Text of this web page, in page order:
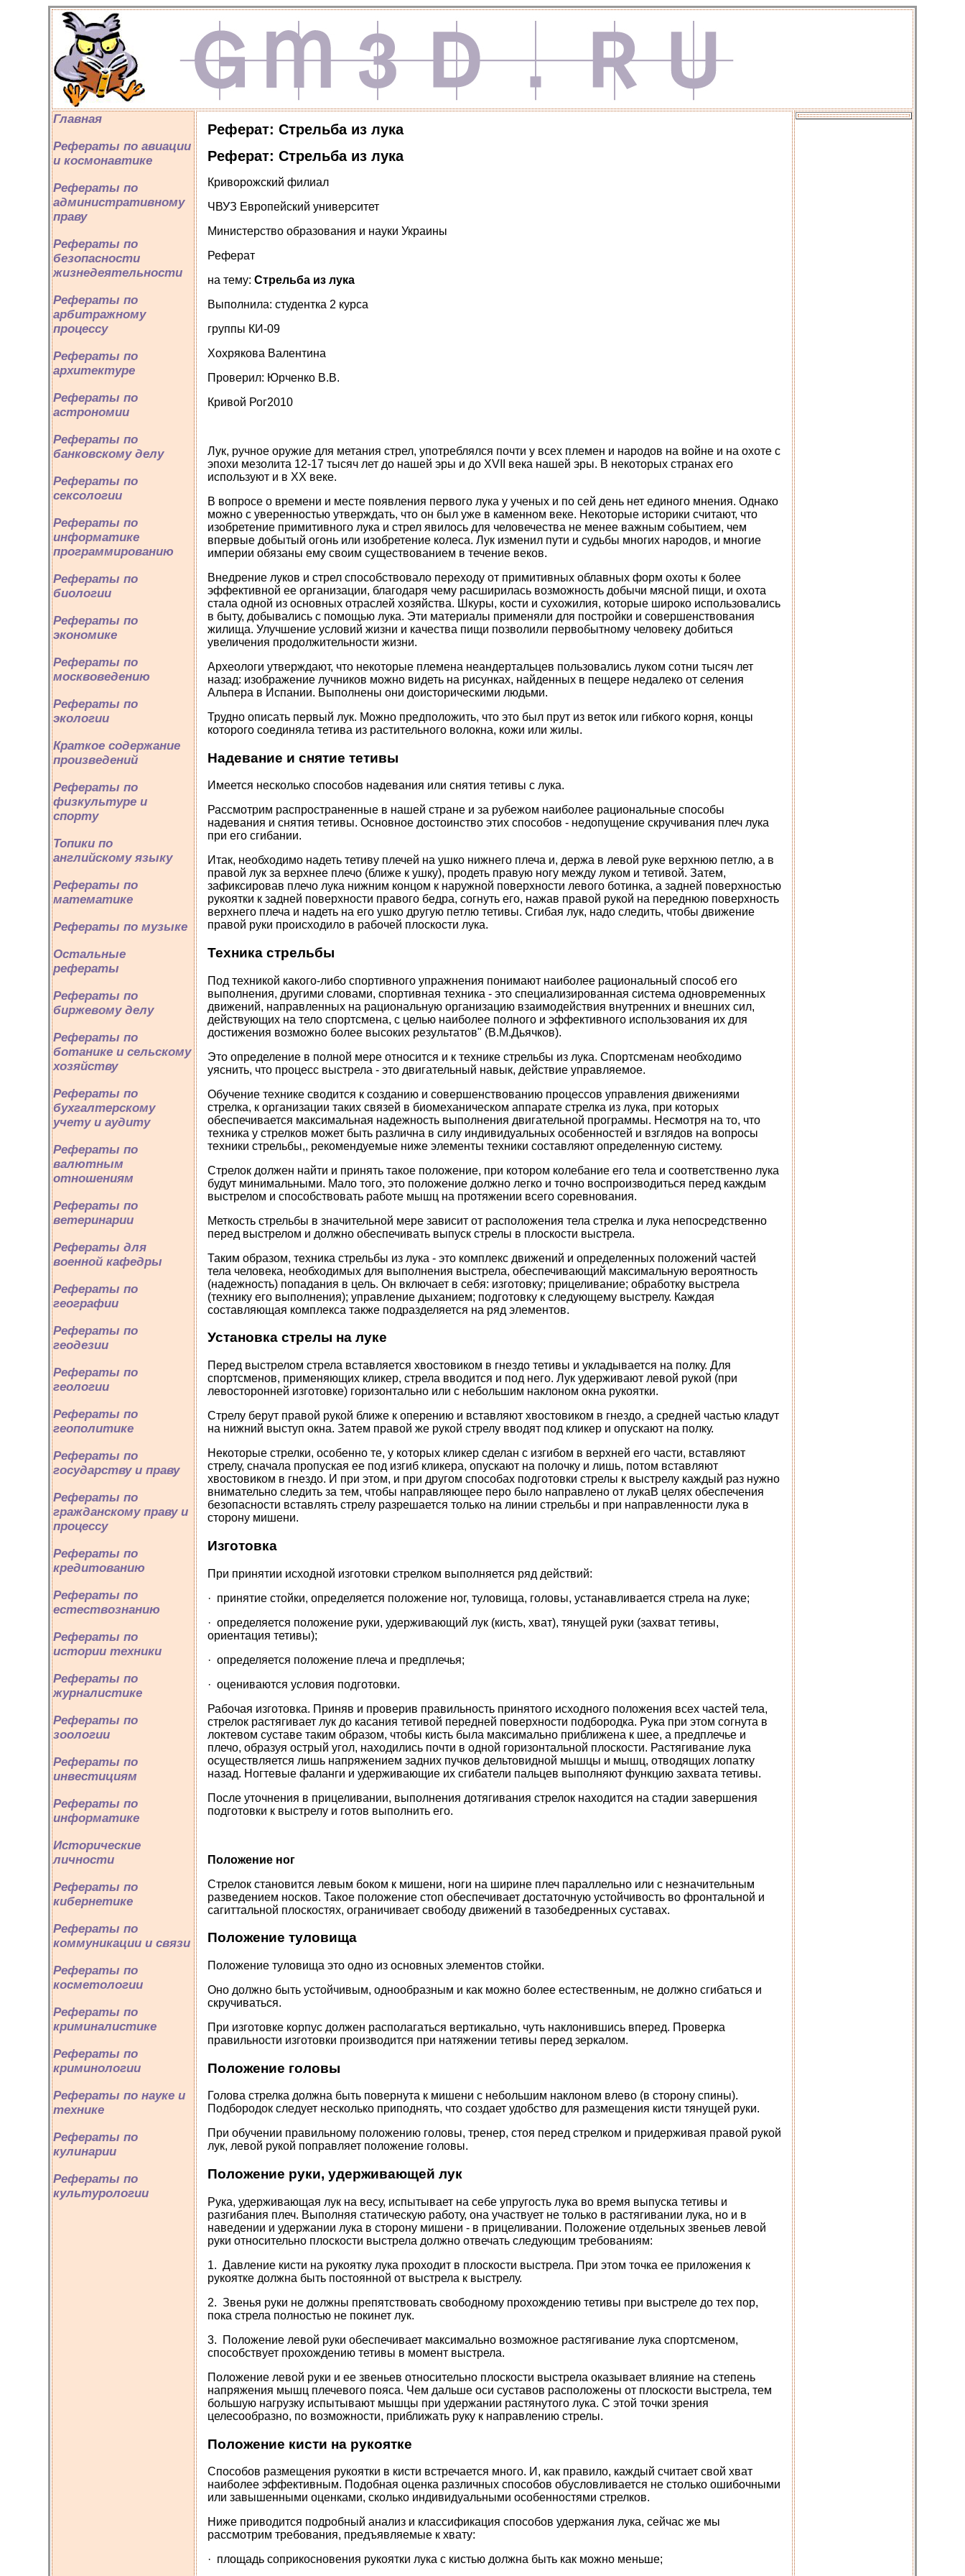
Главная
Рефераты по авиации
и космонавтике
Рефераты по
административному
праву
Рефераты по
безопасности
жизнедеятельности
Рефераты по
арбитражному
процессу
Рефераты по
архитектуре
Рефераты по
астрономии
Рефераты по
банковскому делу
Рефераты по
сексологии
Рефераты по
информатике
программированию
Рефераты по
биологии
Рефераты по
экономике
Рефераты по
москвоведению
Рефераты по
экологии
Краткое содержание
произведений
Рефераты по
физкультуре и
спорту
Топики по
английскому языку
Рефераты по
математике
Рефераты по музыке
Остальные
рефераты
Рефераты по
биржевому делу
Рефераты по
ботанике и сельскому
хозяйству
Рефераты по
бухгалтерскому
учету и аудиту
Рефераты по
валютным
отношениям
Рефераты по
ветеринарии
Рефераты для
военной кафедры
Рефераты по
географии
Рефераты по
геодезии
Рефераты по
геологии
Рефераты по
геополитике
Рефераты по
государству и праву
Рефераты по
гражданскому праву и
процессу
Рефераты по
кредитованию
Рефераты по
естествознанию
Рефераты по
истории техники
Рефераты по
журналистике
Рефераты по
зоологии
Рефераты по
инвестициям
Рефераты по
информатике
Исторические
личности
Рефераты по
кибернетике
Рефераты по
коммуникации и связи
Рефераты по
косметологии
Рефераты по
криминалистике
Рефераты по
криминологии
Рефераты по науке и
технике
Рефераты по
кулинарии
Рефераты по
культурологии
Реферат: Стрельба из лука
Реферат: Стрельба из лука
Криворожский филиал
ЧВУЗ Европейский университет
Министерство образования и науки Украины
Реферат
на тему: Стрельба из лука
Выполнила: студентка 2 курса
группы КИ-09
Хохрякова Валентина
Проверил: Юрченко В.В.
Кривой Рог2010
Лук, ручное оружие для метания стрел, употреблялся почти у всех племен и народов на войне и на охоте с
эпохи мезолита 12-17 тысяч лет до нашей эры и до XVII века нашей эры. В некоторых странах его
используют и в ХХ веке.
В вопросе о времени и месте появления первого лука у ученых и по сей день нет единого мнения. Однако
можно с уверенностью утверждать, что он был уже в каменном веке. Некоторые историки считают, что
изобретение примитивного лука и стрел явилось для человечества не менее важным событием, чем
впервые добытый огонь или изобретение колеса. Лук изменил пути и судьбы многих народов, и многие
империи обязаны ему своим существованием в течение веков.
Внедрение луков и стрел способствовало переходу от примитивных облавных форм охоты к более
эффективной ее организации, благодаря чему расширилась возможность добычи мясной пищи, и охота
стала одной из основных отраслей хозяйства. Шкуры, кости и сухожилия, которые широко использовались
в быту, добывались с помощью лука. Эти материалы применяли для постройки и совершенствования
жилища. Улучшение условий жизни и качества пищи позволили первобытному человеку добиться
увеличения продолжительности жизни.
Археологи утверждают, что некоторые племена неандертальцев пользовались луком сотни тысяч лет
назад: изображение лучников можно видеть на рисунках, найденных в пещере недалеко от селения
Альпера в Испании. Выполнены они доисторическими людьми.
Трудно описать первый лук. Можно предположить, что это был прут из веток или гибкого корня, концы
которого соединяла тетива из растительного волокна, кожи или жилы.
Надевание и снятие тетивы
Имеется несколько способов надевания или снятия тетивы с лука.
Рассмотрим распространенные в нашей стране и за рубежом наиболее рациональные способы
надевания и снятия тетивы. Основное достоинство этих способов - недопущение скручивания плеч лука
при его сгибании.
Итак, необходимо надеть тетиву плечей на ушко нижнего плеча и, держа в левой руке верхнюю петлю, а в
правой лук за верхнее плечо (ближе к ушку), продеть правую ногу между луком и тетивой. Затем,
зафиксировав плечо лука нижним концом к наружной поверхности левого ботинка, а задней поверхностью
рукоятки к задней поверхности правого бедра, согнуть его, нажав правой рукой на переднюю поверхность
верхнего плеча и надеть на его ушко другую петлю тетивы. Сгибая лук, надо следить, чтобы движение
правой руки происходило в рабочей плоскости лука.
Техника стрельбы
Под техникой какого-либо спортивного упражнения понимают наиболее рациональный способ его
выполнения, другими словами, спортивная техника - это специализированная система одновременных
движений, направленных на рациональную организацию взаимодействия внутренних и внешних сил,
действующих на тело спортсмена, с целью наиболее полного и эффективного использования их для
достижения возможно более высоких результатов" (В.М.Дьячков).
Это определение в полной мере относится и к технике стрельбы из лука. Спортсменам необходимо
уяснить, что процесс выстрела - это двигательный навык, действие управляемое.
Обучение технике сводится к созданию и совершенствованию процессов управления движениями
стрелка, к организации таких связей в биомеханическом аппарате стрелка из лука, при которых
обеспечивается максимальная надежность выполнения двигательной программы. Несмотря на то, что
техника у стрелков может быть различна в силу индивидуальных особенностей и взглядов на вопросы
техники стрельбы,, рекомендуемые ниже элементы техники составляют определенную систему.
Стрелок должен найти и принять такое положение, при котором колебание его тела и соответственно лука
будут минимальными. Мало того, это положение должно легко и точно воспроизводиться перед каждым
выстрелом и способствовать работе мышц на протяжении всего соревнования.
Меткость стрельбы в значительной мере зависит от расположения тела стрелка и лука непосредственно
перед выстрелом и должно обеспечивать выпуск стрелы в плоскости выстрела.
Таким образом, техника стрельбы из лука - это комплекс движений и определенных положений частей
тела человека, необходимых для выполнения выстрела, обеспечивающий максимальную вероятность
(надежность) попадания в цель. Он включает в себя: изготовку; прицеливание; обработку выстрела
(технику его выполнения); управление дыханием; подготовку к следующему выстрелу. Каждая
составляющая комплекса также подразделяется на ряд элементов.
Установка стрелы на луке
Перед выстрелом стрела вставляется хвостовиком в гнездо тетивы и укладывается на полку. Для
спортсменов, применяющих кликер, стрела вводится и под него. Лук удерживают левой рукой (при
левосторонней изготовке) горизонтально или с небольшим наклоном окна рукоятки.
Стрелу берут правой рукой ближе к оперению и вставляют хвостовиком в гнездо, а средней частью кладут
на нижний выступ окна. Затем правой же рукой стрелу вводят под кликер и опускают на полку.
Некоторые стрелки, особенно те, у которых кликер сделан с изгибом в верхней его части, вставляют
стрелу, сначала пропуская ее под изгиб кликера, опускают на полочку и лишь, потом вставляют
хвостовиком в гнездо. И при этом, и при другом способах подготовки стрелы к выстрелу каждый раз нужно
внимательно следить за тем, чтобы направляющее перо было направлено от лукаВ целях обеспечения
безопасности вставлять стрелу разрешается только на линии стрельбы и при направленности лука в
сторону мишени.
Изготовка
При принятии исходной изготовки стрелком выполняется ряд действий:
· принятие стойки, определяется положение ног, туловища, головы, устанавливается стрела на луке;
· определяется положение руки, удерживающий лук (кисть, хват), тянущей руки (захват тетивы,
ориентация тетивы);
· определяется положение плеча и предплечья;
· оцениваются условия подготовки.
Рабочая изготовка. Приняв и проверив правильность принятого исходного положения всех частей тела,
стрелок растягивает лук до касания тетивой передней поверхности подбородка. Рука при этом согнута в
локтевом суставе таким образом, чтобы кисть была максимально приближена к шее, а предплечье и
плечо, образуя острый угол, находились почти в одной горизонтальной плоскости. Растягивание лука
осуществляется лишь напряжением задних пучков дельтовидной мышцы и мышц, отводящих лопатку
назад. Ногтевые фаланги и удерживающие их сгибатели пальцев выполняют функцию захвата тетивы.
После уточнения в прицеливании, выполнения дотягивания стрелок находится на стадии завершения
подготовки к выстрелу и готов выполнить его.
Положение ног
Стрелок становится левым боком к мишени, ноги на ширине плеч параллельно или с незначительным
разведением носков. Такое положение стоп обеспечивает достаточную устойчивость во фронтальной и
сагиттальной плоскостях, ограничивает свободу движений в тазобедренных суставах.
Положение туловища
Положение туловища это одно из основных элементов стойки.
Оно должно быть устойчивым, однообразным и как можно более естественным, не должно сгибаться и
скручиваться.
При изготовке корпус должен располагаться вертикально, чуть наклонившись вперед. Проверка
правильности изготовки производится при натяжении тетивы перед зеркалом.
Положение головы
Голова стрелка должна быть повернута к мишени с небольшим наклоном влево (в сторону спины).
Подбородок следует несколько приподнять, что создает удобство для размещения кисти тянущей руки.
При обучении правильному положению головы, тренер, стоя перед стрелком и придерживая правой рукой
лук, левой рукой поправляет положение головы.
Положение руки, удерживающей лук
Рука, удерживающая лук на весу, испытывает на себе упругость лука во время выпуска тетивы и
разгибания плеч. Выполняя статическую работу, она участвует не только в растягивании лука, но и в
наведении и удержании лука в сторону мишени - в прицеливании. Положение отдельных звеньев левой
руки относительно плоскости выстрела должно отвечать следующим требованиям:
1. Давление кисти на рукоятку лука проходит в плоскости выстрела. При этом точка ее приложения к
рукоятке должна быть постоянной от выстрела к выстрелу.
2. Звенья руки не должны препятствовать свободному прохождению тетивы при выстреле до тех пор,
пока стрела полностью не покинет лук.
3. Положение левой руки обеспечивает максимально возможное растягивание лука спортсменом,
способствует прохождению тетивы в момент выстрела.
Положение левой руки и ее звеньев относительно плоскости выстрела оказывает влияние на степень
напряжения мышц плечевого пояса. Чем дальше оси суставов расположены от плоскости выстрела, тем
большую нагрузку испытывают мышцы при удержании растянутого лука. С этой точки зрения
целесообразно, по возможности, приближать руку к направлению стрелы.
Положение кисти на рукоятке
Способов размещения рукоятки в кисти встречается много. И, как правило, каждый считает свой хват
наиболее эффективным. Подобная оценка различных способов обусловливается не столько ошибочными
или завышенными оценками, сколько индивидуальными особенностями стрелков.
Ниже приводится подробный анализ и классификация способов удержания лука, сейчас же мы
рассмотрим требования, предъявляемые к хвату:
· площадь соприкосновения рукоятки лука с кистью должна быть как можно меньше;